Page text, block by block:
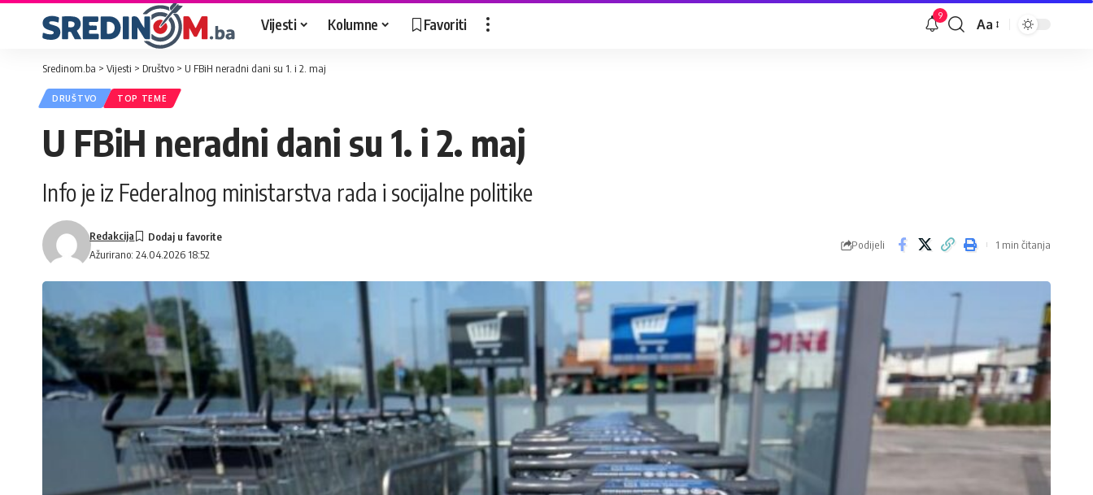
Vijesti Kolumne Favoriti 9
Veličina
Aa
Sredinom.ba > Vijesti > Društvo > U FBiH neradni dani su 1. i 2. maj
DRUŠTVO TOP TEME
U FBiH neradni dani su 1. i 2. maj
Info je iz Federalnog ministarstva rada i socijalne politike
Ažurirano: 24.04.2026 18:52
Redakcija
Podijeli 1 min čitanja